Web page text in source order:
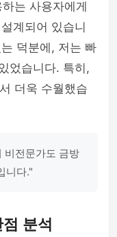
는 사용자에게
계되어 있습니
덕분에, 저는 빠
었습니다. 특히,
더욱 수월했습
비전문가도 금방
니다."
분석